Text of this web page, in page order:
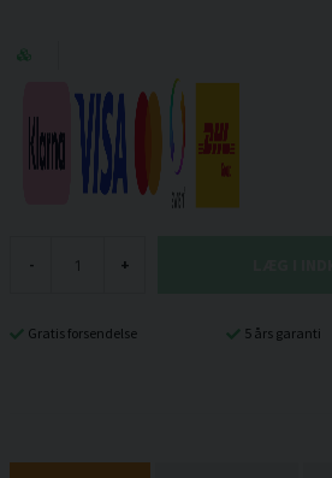
- +
Gratis forsendelse 5 års garanti